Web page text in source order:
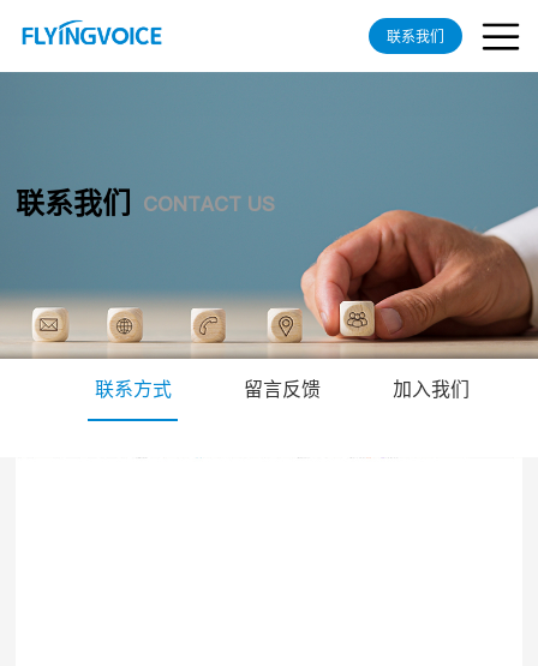
联系我们
联系我们 CONTACT US
联系方式 留言反馈 加入我们